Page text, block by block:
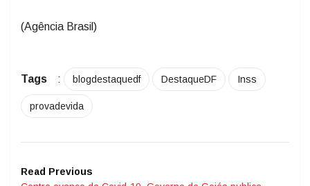
(Agência Brasil)
Tags : blogdestaquedf DestaqueDF Inss
provadevida
Read Previous